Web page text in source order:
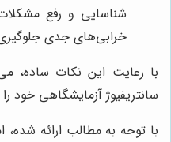
شناسایی و رفع
خرابی‌های جدی
با رعایت این نکات ساده،
سانتریفیوژ آزمایشگاهی خود
با توجه به مطالب ارائه شده،